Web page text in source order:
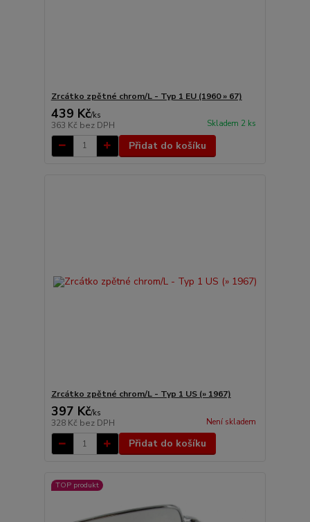
Zrcátko zpětné chrom/L - Typ 1 EU (1960 » 67)
439 Kč/ks
363 Kč bez DPH Skladem 2 ks
Přidat do košíku
Zrcátko zpětné chrom/L - Typ 1 US (» 1967)
397 Kč/ks
328 Kč bez DPH Není skladem
Přidat do košíku
TOP produkt